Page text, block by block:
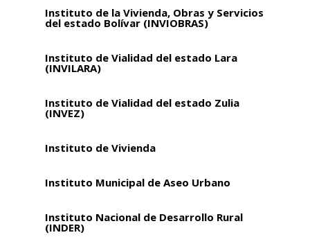
Instituto de la Vivienda, Obras y Servicios
del estado Bolívar (INVIOBRAS)
Instituto de Vialidad del estado Lara
(INVILARA)
Instituto de Vialidad del estado Zulia
(INVEZ)
Instituto de Vivienda
Instituto Municipal de Aseo Urbano
Instituto Nacional de Desarrollo Rural
(INDER)